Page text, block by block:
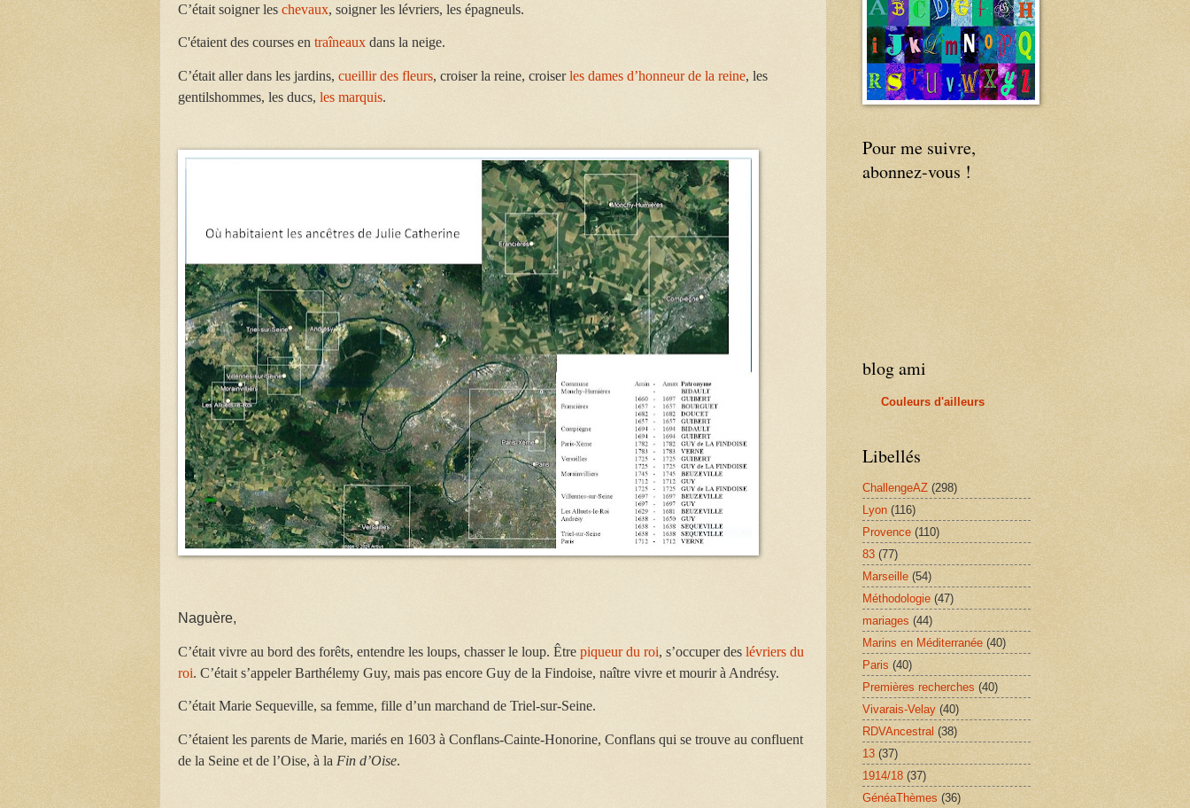
C’était soigner les chevaux, soigner les lévriers, les épagneuls.
C'étaient des courses en traîneaux dans la neige.
C’était aller dans les jardins, cueillir des fleurs, croiser la reine, croiserles dames d’honneur de la reine, les
gentilshommes, les ducs, les marquis.
Naguère,
C’était vivre au bord des forêts, entendre les loups, chasser le loup. Être piqueur du roi, s’occuper des lévriers du
roi. C’était s’appeler Barthélemy Guy, mais pas encore Guy de la Findoise, naître vivre et mourir à Andrésy.
C’était Marie Sequeville, sa femme, fille d’un marchand de Triel-sur-Seine.
C’étaient les parents de Marie, mariés en 1603 à Conflans-Cainte-Honorine, Conflans qui se trouve au confluent
de la Seine et de l’Oise, à la Fin d’Oise.
Pour me suivre,
abonnez-vous !
blog ami
Couleurs d'ailleurs
Libellés
ChallengeAZ (298)
Lyon (116)
Provence (110)
83 (77)
Marseille (54)
Méthodologie (47)
mariages (44)
Marins en Méditerranée (40)
Paris (40)
Premières recherches (40)
Vivarais-Velay (40)
RDVAncestral (38)
13 (37)
1914/18 (37)
GénéaThèmes (36)